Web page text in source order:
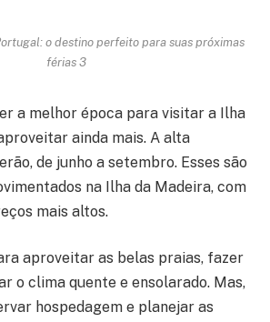
o destino perfeito para suas próximas
férias 3
a melhor época para visitar a Ilha
ainda mais. A alta
de junho a setembro. Esses são
na Ilha da Madeira, com
mais altos.
aproveitar as belas praias, fazer
o clima quente e ensolarado. Mas,
hospedagem e planejar as